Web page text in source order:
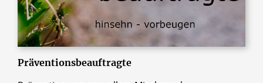
Präventionsbeauftragte